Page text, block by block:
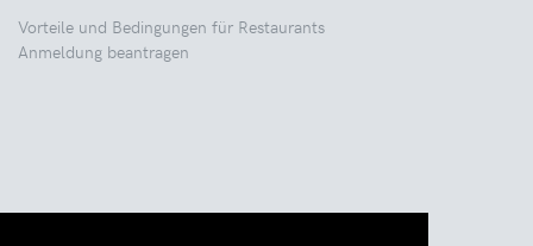
Vorteile und Bedingungen für Restaurants
Anmeldung beantragen